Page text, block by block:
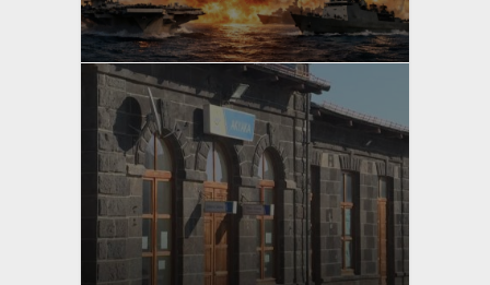
yazan
Bahri Ak